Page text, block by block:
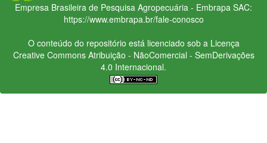
Empresa Brasileira de Pesquisa Agropecuária - Embrapa SAC:
https://www.embrapa.br/fale-conosco
O conteúdo do repositório está licenciado sob a Licença
Creative CommonsAtribuição - NãoComercial - SemDerivações
4.0 Internacional.